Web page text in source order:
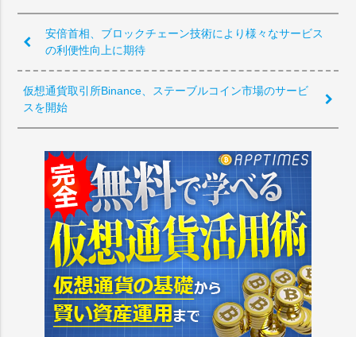
安倍首相、ブロックチェーン技術により様々なサービス
の利便性向上に期待
仮想通貨取引所Binance、ステーブルコイン市場のサービ
スを開始